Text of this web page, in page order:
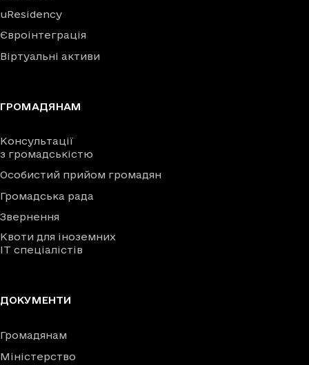
uResidency
Євроінтеграція
Віртуальні активи
ГРОМАДЯНАМ
Консультації
з громадськістю
Особистий прийом громадян
Громадська рада
Звернення
Квоти для іноземних
IT спеціалістів
ДОКУМЕНТИ
Громадянам
Міністерство